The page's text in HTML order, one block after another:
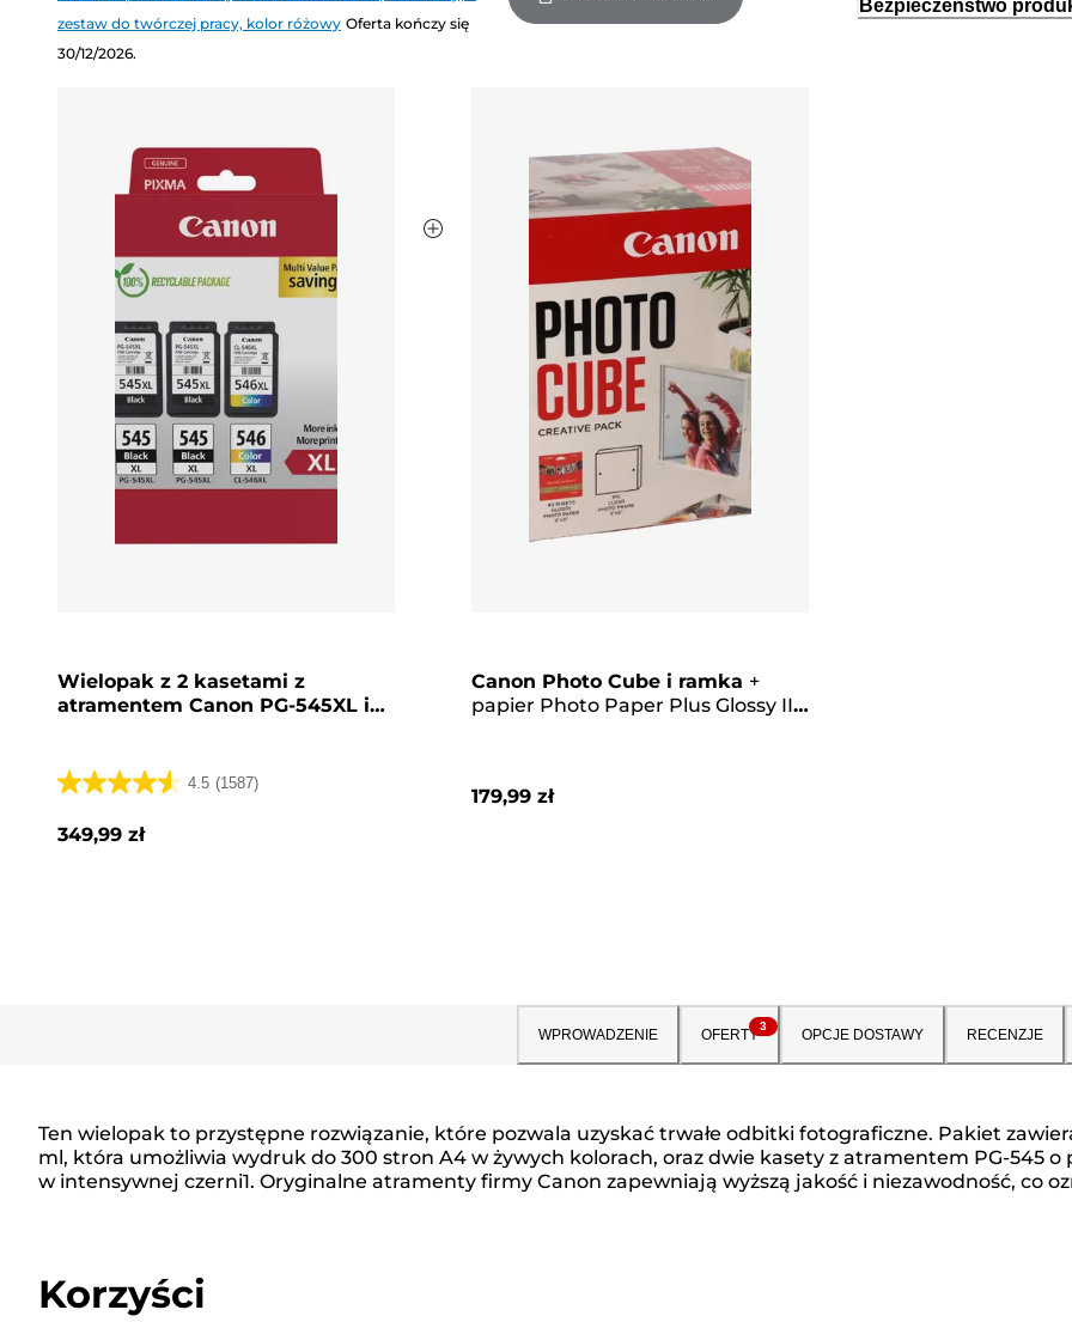
zestaw do twórczej pracy, kolor różowy Oferta kończy się
30/12/2026.
Wielopak z 2 kasetami z
atramentem Canon PG-545XL i
4.5 (1587)
4.5
na
349,99 zł
Canon Photo Cube i ramka +
papier Photo Paper Plus Glossy II
179,99 zł
Bezpieczeństwo
WPROWADZENIE OFERTY
3
OPCJE DOSTAWY RECENZJE
Ten wielopak to przystępne rozwiązanie, które pozwala uzyskać trwałe odbitki fotograficzne. Pakiet
ml, która umożliwia wydruk do 300 stron A4 w żywych kolorach, oraz dwie kasety z atramentem PG-545
w intensywnej czerni1. Oryginalne atramenty firmy Canon zapewniają wyższą jakość i niezawodność, co
Korzyści